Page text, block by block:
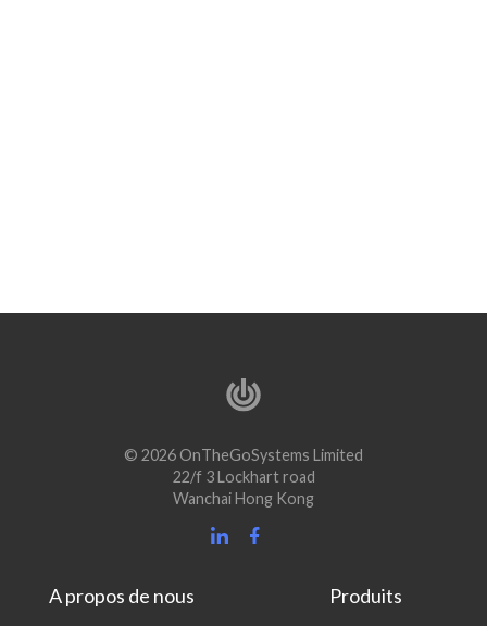
© 2026 OnTheGoSystems Limited
22/f 3 Lockhart road
Wanchai Hong Kong
A propos de nous Produits